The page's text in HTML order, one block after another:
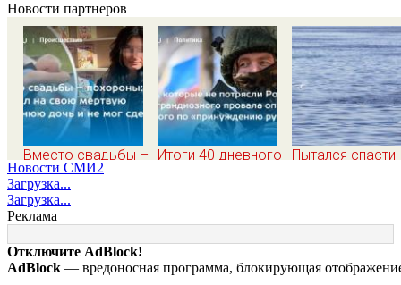
Новости партнеров
Вместо свадьбы –
похороны: отец
смотрел на свою
мертвую 16-
летнюю дочь и не
мог сдержать
слезы
Итоги 40-дневного
Россия, полный
разбор провала
операции Украины
Пытался спасти
08/08/2026 –
Новости
Новости СМИ2
Загрузка...
Загрузка...
Реклама
Отключите AdBlock!
AdBlock — вредоносная программа, блокирующая